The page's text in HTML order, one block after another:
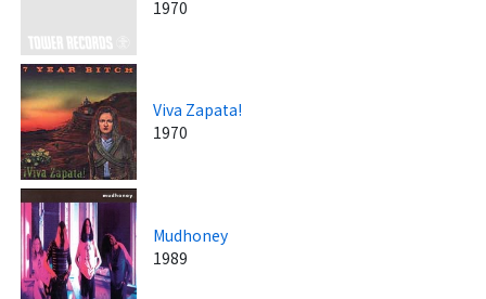
1970
Viva Zapata!
1970
Mudhoney
1989